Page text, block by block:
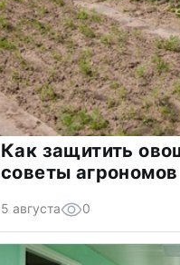
Как защитить
советы агрономов
5 августа 0